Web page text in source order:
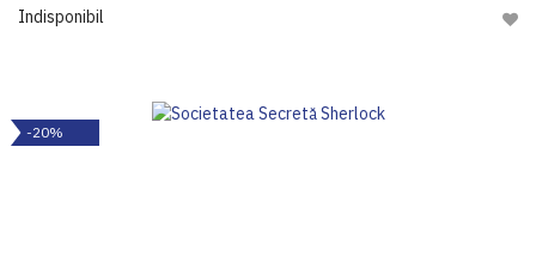
Indisponibil
-20%